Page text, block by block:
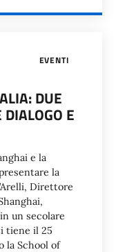
EVENTI
DUE
E
e la
la
Direttore
un secolare
tiene il 25
la School of